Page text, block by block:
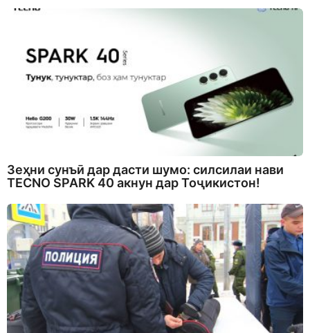
Зеҳни сунъӣ дар дасти шумо: силсилаи нави
TECNO SPARK 40 акнун дар Тоҷикистон!